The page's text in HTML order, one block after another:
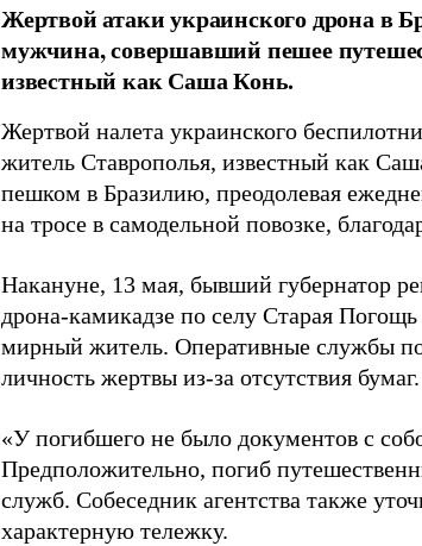
Жертвой атаки украинского дрона в
мужчина, совершавший пешее
известный как Саша Конь.
Жертвой налета украинского
житель Ставрополья, известный как
пешком в Бразилию, преодолевая
на тросе в самодельной повозке,
Накануне, 13 мая, бывший губернатор
дрона-камикадзе по селу Старая
мирный житель. Оперативные службы
личность жертвы из-за отсутствия бумаг.
«У погибшего не было документов с
Предположительно, погиб
служб. Собеседник агентства также
характерную тележку.